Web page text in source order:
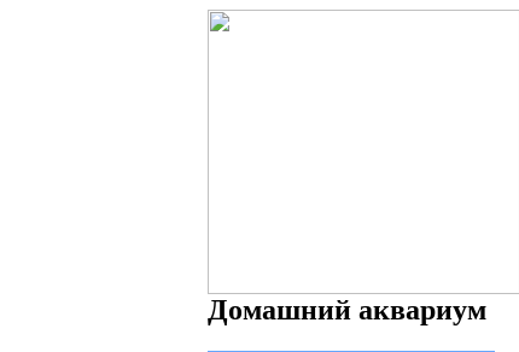
Домашний аквариум